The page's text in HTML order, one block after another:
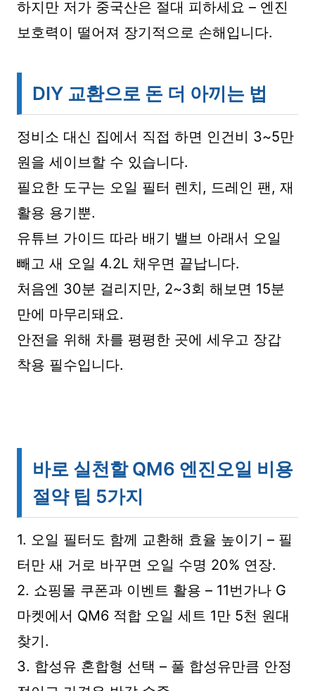
하지만 저가 중국산은 절대 피하세요 – 엔진
보호력이 떨어져 장기적으로 손해입니다.
DIY 교환으로 돈 더 아끼는 법
정비소 대신 집에서 직접 하면 인건비 3~5만
원을 세이브할 수 있습니다.
필요한 도구는 오일 필터 렌치, 드레인 팬, 재
활용 용기뿐.
유튜브 가이드 따라 배기 밸브 아래서 오일
빼고 새 오일 4.2L 채우면 끝납니다.
처음엔 30분 걸리지만, 2~3회 해보면 15분
만에 마무리돼요.
안전을 위해 차를 평평한 곳에 세우고 장갑
착용 필수입니다.
바로 실천할 QM6 엔진오일 비용
절약 팁 5가지
1. 오일 필터도 함께 교환해 효율 높이기 – 필
터만 새 거로 바꾸면 오일 수명 20% 연장.
2. 쇼핑몰 쿠폰과 이벤트 활용 – 11번가나 G
마켓에서 QM6 적합 오일 세트 1만 5천 원대
찾기.
3. 합성유 혼합형 선택 – 풀 합성유만큼 안정